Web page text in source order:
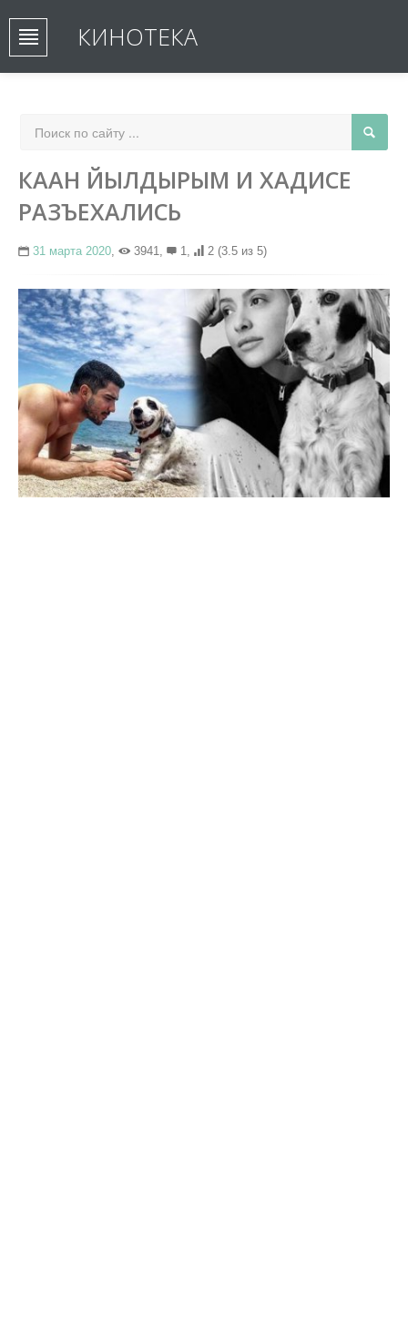
КИНОТЕКА
КААН ЙЫЛДЫРЫМ И ХАДИСЕ
РАЗЪЕХАЛИСЬ
31 марта 2020, 3941, 1, 2 (3.5 из 5)